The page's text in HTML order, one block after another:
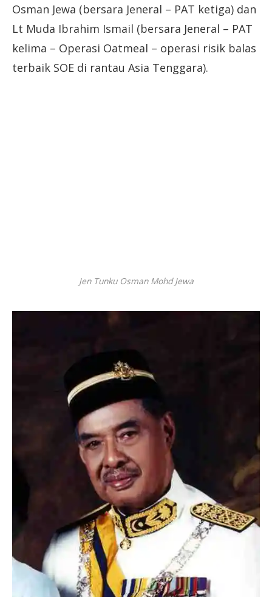
Osman Jewa (bersara Jeneral – PAT ketiga) dan
Lt Muda Ibrahim Ismail (bersara Jeneral – PAT
kelima – Operasi Oatmeal – operasi risik balas
terbaik SOE di rantau Asia Tenggara).
Jen Tunku Osman Mohd Jewa